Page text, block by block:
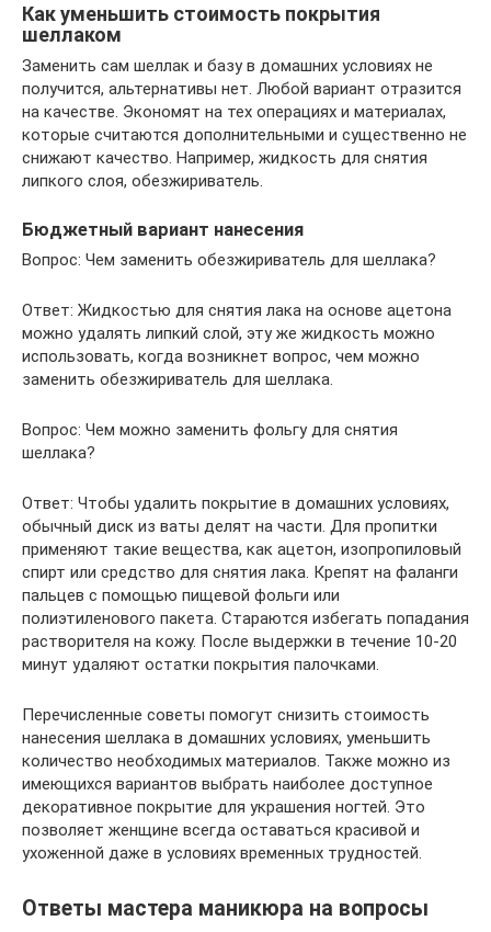
Как уменьшить стоимость покрытия
шеллаком
Заменить сам шеллак и базу в домашних условиях не
получится, альтернативы нет. Любой вариант отразится
на качестве. Экономят на тех операциях и материалах,
которые считаются дополнительными и существенно не
снижают качество. Например, жидкость для снятия
липкого слоя, обезжириватель.
Бюджетный вариант нанесения
Вопрос: Чем заменить обезжириватель для шеллака?
Ответ: Жидкостью для снятия лака на основе ацетона
можно удалять липкий слой, эту же жидкость можно
использовать, когда возникнет вопрос, чем можно
заменить обезжириватель для шеллака.
Вопрос: Чем можно заменить фольгу для снятия
шеллака?
Ответ: Чтобы удалить покрытие в домашних условиях,
обычный диск из ваты делят на части. Для пропитки
применяют такие вещества, как ацетон, изопропиловый
спирт или средство для снятия лака. Крепят на фаланги
пальцев с помощью пищевой фольги или
полиэтиленового пакета. Стараются избегать попадания
растворителя на кожу. После выдержки в течение 10-20
минут удаляют остатки покрытия палочками.
Перечисленные советы помогут снизить стоимость
нанесения шеллака в домашних условиях, уменьшить
количество необходимых материалов. Также можно из
имеющихся вариантов выбрать наиболее доступное
декоративное покрытие для украшения ногтей. Это
позволяет женщине всегда оставаться красивой и
ухоженной даже в условиях временных трудностей.
Ответы мастера маникюра на вопросы